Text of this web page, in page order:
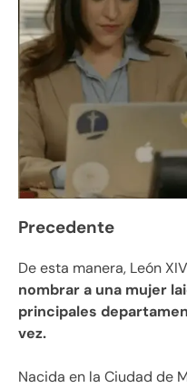
Precedente
De esta manera, León
nombrar a una mujer
principales
vez.
Nacida en la Ciudad de